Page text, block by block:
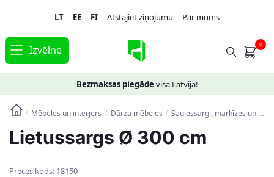
navigation
content
LT EE FI Atstājiet ziņojumu Par mums
Izvēlne 0
Bezmaksas piegāde visā Latvijā!
/ Mēbeles un interjers / Dārza mēbeles / Saulessargi, markīzes un statīvi
Lietussargs Ø 300 cm
Preces kods: 18150